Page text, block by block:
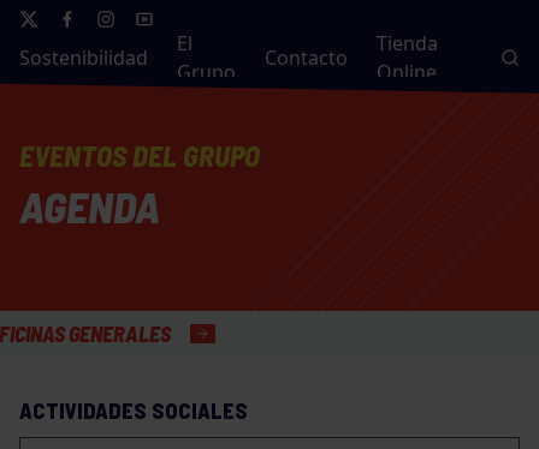
Sostenibilidad
El
Grupo
Contacto
Tienda
Online
EVENTOS DEL GRUPO
AGENDA
ACTIVIDADES SOCIALES